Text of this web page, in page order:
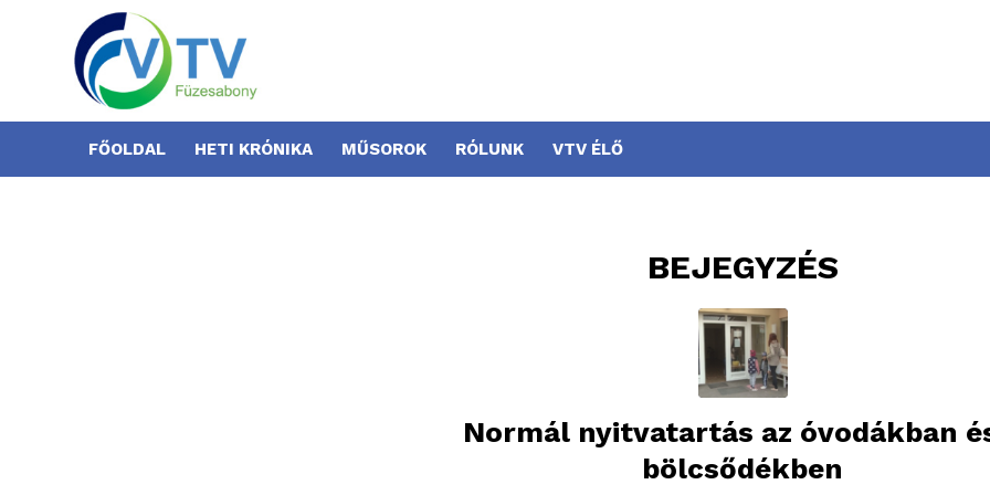
FŐOLDAL HETI KRÓNIKA MŰSOROK RÓLUNK VTV ÉLŐ
BEJEGYZÉS
Normál nyitvatartás az óvodákban
bölcsődékben